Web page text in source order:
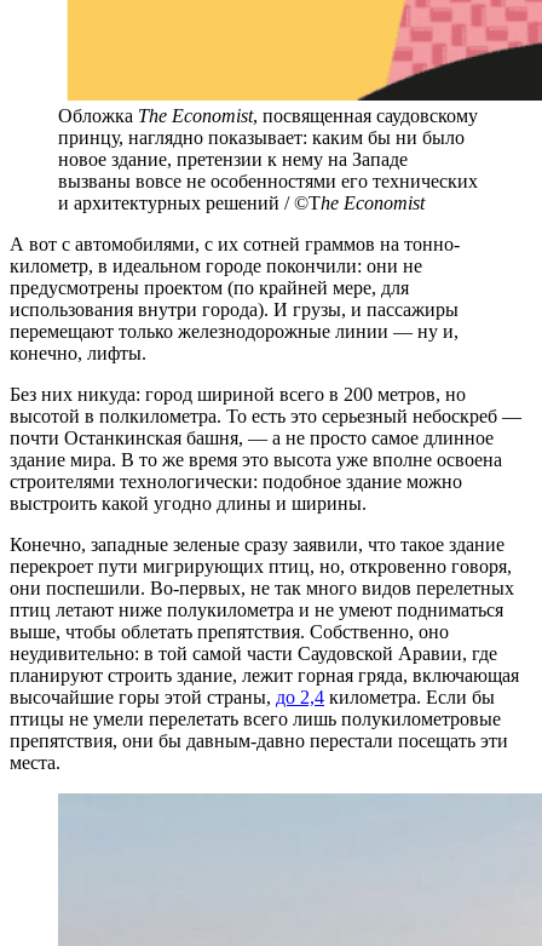
Обложка The Economist, посвященная саудовскому
принцу, наглядно показывает: каким бы ни было
новое здание, претензии к нему на Западе
вызваны вовсе не особенностями его технических
и архитектурных решений / ©The Economist
А вот с автомобилями, с их сотней граммов на тонно-
километр, в идеальном городе покончили: они не
предусмотрены проектом (по крайней мере, для
использования внутри города). И грузы, и пассажиры
перемещают только железнодорожные линии — ну и,
конечно, лифты.
Без них никуда: город шириной всего в 200 метров, но
высотой в полкилометра. То есть это серьезный небоскреб —
почти Останкинская башня, — а не просто самое длинное
здание мира. В то же время это высота уже вполне освоена
строителями технологически: подобное здание можно
выстроить какой угодно длины и ширины.
Конечно, западные зеленые сразу заявили, что такое здание
перекроет пути мигрирующих птиц, но, откровенно говоря,
они поспешили. Во-первых, не так много видов перелетных
птиц летают ниже полукилометра и не умеют подниматься
выше, чтобы облетать препятствия. Собственно, оно
неудивительно: в той самой части Саудовской Аравии, где
планируют строить здание, лежит горная гряда, включающая
высочайшие горы этой страны, до 2,4 километра. Если бы
птицы не умели перелетать всего лишь полукилометровые
препятствия, они бы давным-давно перестали посещать эти
места.